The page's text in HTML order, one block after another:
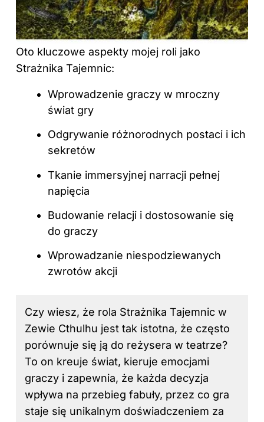
Oto kluczowe aspekty mojej roli jako
Strażnika Tajemnic:
Wprowadzenie graczy w mroczny
świat gry
Odgrywanie różnorodnych postaci i ich
sekretów
Tkanie immersyjnej narracji pełnej
napięcia
Budowanie relacji i dostosowanie się
do graczy
Wprowadzanie niespodziewanych
zwrotów akcji
Czy wiesz, że rola Strażnika Tajemnic w
Zewie Cthulhu jest tak istotna, że często
porównuje się ją do reżysera w teatrze?
To on kreuje świat, kieruje emocjami
graczy i zapewnia, że każda decyzja
wpływa na przebieg fabuły, przez co gra
staje się unikalnym doświadczeniem za